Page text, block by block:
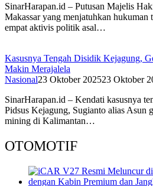
SinarHarapan.id – Putusan Majelis
Makassar yang menjatuhkan hukuman
empat aktivis politik asal…
Kasusnya Tengah Disidik Kejagung,
Makin Merajalela
Nasional23 Oktober 202523 Oktober
SinarHarapan.id – Kendati kasusnya
Pidsus Kejagung, Sugianto alias Asun
mining di Kalimantan…
OTOMOTIF